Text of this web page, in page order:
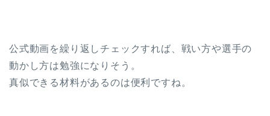
公式動画を繰り返しチェックすれば、戦い方や選手の
動かし方は勉強になりそう。
真似できる材料があるのは便利ですね。